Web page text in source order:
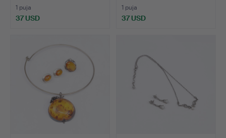
1 puja
37 USD
1 puja
37 USD